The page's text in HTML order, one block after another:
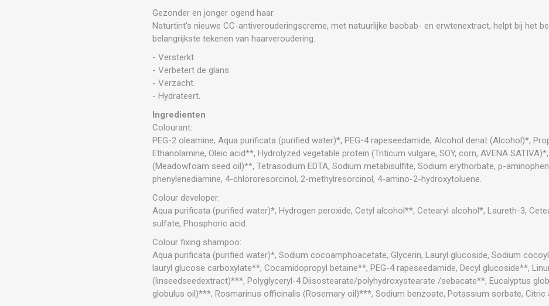
Gezonder en jonger ogend haar.
Naturtint's nieuwe CC-antiverouderingscreme, met natuurlijke baobab- en erwtenextract, helpt bij het
belangrijkste tekenen van haarveroudering.
- Versterkt.
- Verbetert de glans.
- Verzacht.
- Hydrateert.
Ingredienten
Colourant:
PEG-2 oleamine, Aqua purificata (purified water)*, PEG-4 rapeseedamide, Alcohol denat (Alcohol)*,
Ethanolamine, Oleic acid**, Hydrolyzed vegetable protein (Triticum vulgare, SOY, corn, AVENA
(Meadowfoam seed oil)**, Tetrasodium EDTA, Sodium metabisulfite, Sodium erythorbate, p-
phenylenediamine, 4-chlororesorcinol, 2-methylresorcinol, 4-amino-2-hydroxytoluene.
Colour developer:
Aqua purificata (purified water)*, Hydrogen peroxide, Cetyl alcohol**, Cetearyl alcohol*, Laureth-3,
sulfate, Phosphoric acid.
Colour fixing shampoo:
Aqua purificata (purified water)*, Sodium cocoamphoacetate, Glycerin, Lauryl glucoside, Sodium
lauryl glucose carboxylate**, Cocamidopropyl betaine**, PEG-4 rapeseedamide, Decyl glucoside**,
(linseedseedextract)***, Polyglyceryl-4 Diisostearate/polyhydroxystearate /sebacate**, Eucalyptus
globulus oil)***, Rosmarinus officinalis (Rosemary oil)***, Sodium benzoate, Potassium sorbate, Citric